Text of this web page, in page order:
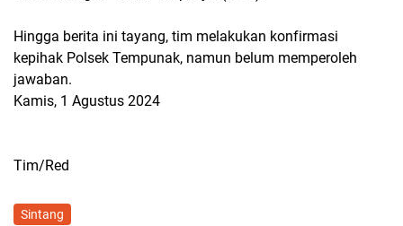
Hingga berita ini tayang, tim melakukan konfirmasi
kepihak Polsek Tempunak, namun belum memperoleh
jawaban.
Kamis, 1 Agustus 2024
Tim/Red
Sintang